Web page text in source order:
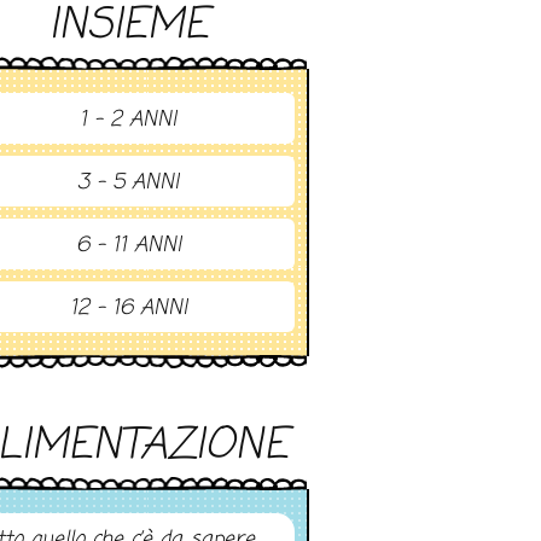
INSIEME
1 - 2 ANNI
3 - 5 ANNI
6 - 11 ANNI
12 - 16 ANNI